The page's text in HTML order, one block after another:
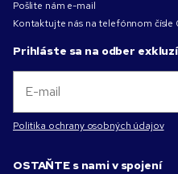
Pošlite nám e-mail
Kontaktujte nás na telefónnom čísle
Prihláste sa na odber
Politika ochrany osobných údajov
OSTAŇTE s nami v spojení